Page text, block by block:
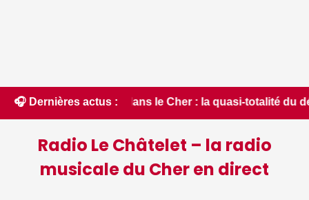
🎧 Dernières actus :
dans le Cher : la quasi-totalité du
Radio Le Châtelet – la radio
musicale du Cher en direct